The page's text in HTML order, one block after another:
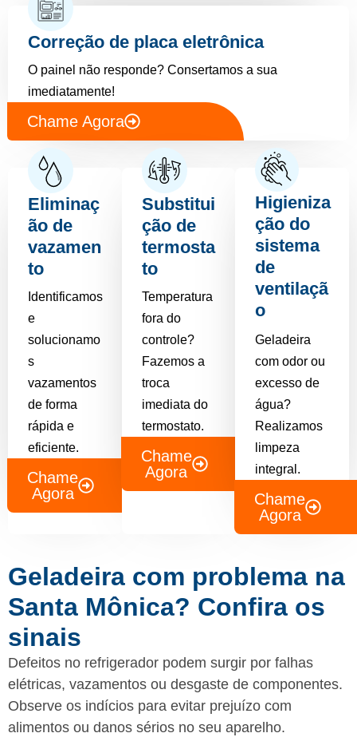
Correção de placa eletrônica
O painel não responde? Consertamos a sua
imediatamente!
Chame Agora
Eliminaç
ão de
vazamen
to
Identificamos
e
solucionamo
s
vazamentos
de forma
rápida e
eficiente.
Chame
Agora
Substitui
ção de
termosta
to
Temperatura
fora do
controle?
Fazemos a
troca
imediata do
termostato.
Chame
Agora
Higieniza
ção do
sistema
de
ventilaçã
o
Geladeira
com odor ou
excesso de
água?
Realizamos
limpeza
integral.
Chame
Agora
Geladeira com problema na
Santa Mônica? Confira os
sinais
Defeitos no refrigerador podem surgir por falhas
elétricas, vazamentos ou desgaste de componentes.
Observe os indícios para evitar prejuízo com
alimentos ou danos sérios no seu aparelho.